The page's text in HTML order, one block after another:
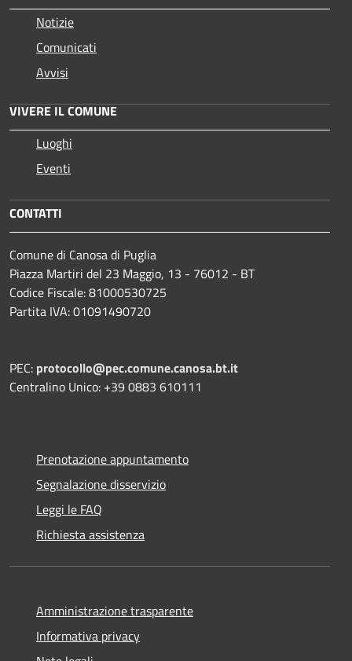
Notizie
Comunicati
Avvisi
VIVERE IL COMUNE
Luoghi
Eventi
CONTATTI
Comune di Canosa di Puglia
Piazza Martiri del 23 Maggio, 13 - 76012 - BT
Codice Fiscale: 81000530725
Partita IVA: 01091490720
PEC: protocollo@pec.comune.canosa.bt.it
Centralino Unico: +39 0883 610111
Prenotazione appuntamento
Segnalazione disservizio
Leggi le FAQ
Richiesta assistenza
Amministrazione trasparente
Informativa privacy